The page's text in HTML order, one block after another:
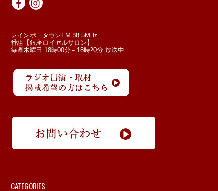
レインボータウンFM 88.5MHz
番組【銀座ロイヤルサロン】
毎週木曜日 18時00分～18時20分 放送中
CATEGORIES